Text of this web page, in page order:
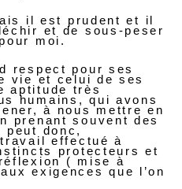
il est prudent et il
et de sous-peser
moi.
respect pour ses
vie et celui de ses
aptitude très
humains, qui avons
à nous mettre en
prenant souvent des
donc,
effectué à
protecteurs et
( mise à
exigences que l’on